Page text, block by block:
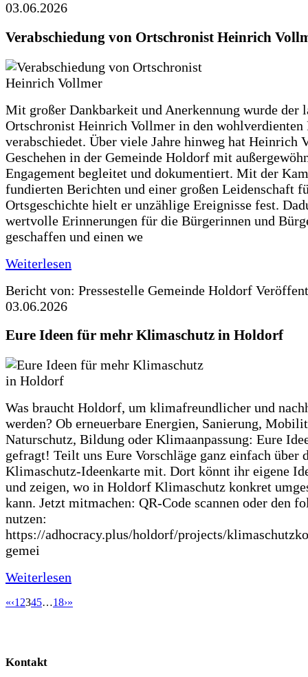
03.06.2026
Verabschiedung von Ortschronist Heinrich
Mit großer Dankbarkeit und Anerkennung wurde der
Ortschronist Heinrich Vollmer in den wohlverdienten
verabschiedet. Über viele Jahre hinweg hat Heinrich
Geschehen in der Gemeinde Holdorf mit
Engagement begleitet und dokumentiert. Mit der
fundierten Berichten und einer großen Leidenschaft
Ortsgeschichte hielt er unzählige Ereignisse fest.
wertvolle Erinnerungen für die Bürgerinnen und
geschaffen und einen we
Weiterlesen
Bericht von: Pressestelle Gemeinde Holdorf
03.06.2026
Eure Ideen für mehr Klimaschutz in Holdorf
Was braucht Holdorf, um klimafreundlicher und
werden? Ob erneuerbare Energien, Sanierung,
Naturschutz, Bildung oder Klimaanpassung: Eure
gefragt! Teilt uns Eure Vorschläge ganz einfach über
Klimaschutz-Ideenkarte mit. Dort könnt ihr eigene
und zeigen, wo in Holdorf Klimaschutz konkret
kann. Jetzt mitmachen: QR-Code scannen oder den
nutzen:
https://adhocracy.plus/holdorf/projects/
gemei
Weiterlesen
«‹1 2345…18›»
Kontakt